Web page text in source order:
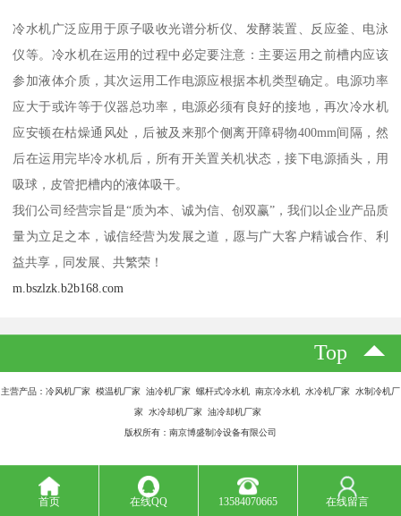
冷水机广泛应用于原子吸收光谱分析仪、发酵装置、反应釜、电泳
仪等。冷水机在运用的过程中必定要注意：主要运用之前槽内应该
参加液体介质，其次运用工作电源应根据本机类型确定。电源功率
应大于或许等于仪器总功率，电源必须有良好的接地，再次冷水机
应安顿在枯燥通风处，后被及来那个侧离开障碍物400mm间隔，然
后在运用完毕冷水机后，所有开关置关机状态，接下电源插头，用
吸球，皮管把槽内的液体吸干。
我们公司经营宗旨是“质为本、诚为信、创双赢”，我们以企业产品质
量为立足之本，诚信经营为发展之道，愿与广大客户精诚合作、利
益共享，同发展、共繁荣！
m.bszlzk.b2b168.com
Top
主营产品：冷风机厂家 模温机厂家 油冷机厂家 螺杆式冷水机 南京冷水机 水冷机厂家 水制冷机厂
家 水冷却机厂家 油冷却机厂家
版权所有：南京博盛制冷设备有限公司
首页 在线QQ 13584070665 在线留言